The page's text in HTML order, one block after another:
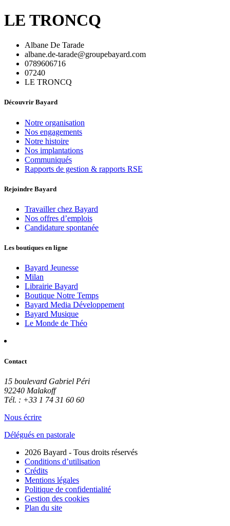
LE TRONCQ
Albane De Tarade
albane.de-tarade@groupebayard.com
0789606716
07240
LE TRONCQ
Découvrir Bayard
Notre organisation
Nos engagements
Notre histoire
Nos implantations
Communiqués
Rapports de gestion & rapports RSE
Rejoindre Bayard
Travailler chez Bayard
Nos offres d’emplois
Candidature spontanée
Les boutiques en ligne
Bayard Jeunesse
Milan
Librairie Bayard
Boutique Notre Temps
Bayard Media Développement
Bayard Musique
Le Monde de Théo
Contact
15 boulevard Gabriel Péri
92240 Malakoff
Tél. : +33 1 74 31 60 60
Nous écrire
Délégués en pastorale
2026 Bayard - Tous droits réservés
Conditions d’utilisation
Crédits
Mentions légales
Politique de confidentialité
Gestion des cookies
Plan du site